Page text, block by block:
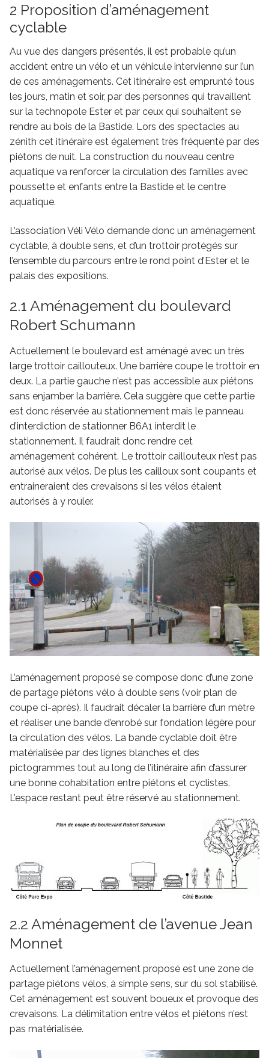
2 Proposition d’aménagement
cyclable
Au vue des dangers présentés, il est probable qu’un
accident entre un vélo et un véhicule intervienne sur l’un
de ces aménagements. Cet itinéraire est emprunté tous
les jours, matin et soir, par des personnes qui travaillent
sur la technopole Ester et par ceux qui souhaitent se
rendre au bois de la Bastide. Lors des spectacles au
zénith cet itinéraire est également très fréquenté par des
piétons de nuit. La construction du nouveau centre
aquatique va renforcer la circulation des familles avec
poussette et enfants entre la Bastide et le centre
aquatique.
L’association Véli Vélo demande donc un aménagement
cyclable, à double sens, et d’un trottoir protégés sur
l’ensemble du parcours entre le rond point d’Ester et le
palais des expositions.
2.1 Aménagement du boulevard
Robert Schumann
Actuellement le boulevard est aménagé avec un très
large trottoir caillouteux. Une barrière coupe le trottoir en
deux. La partie gauche n’est pas accessible aux piétons
sans enjamber la barrière. Cela suggère que cette partie
est donc réservée au stationnement mais le panneau
d’interdiction de stationner B6A1 interdit le
stationnement. Il faudrait donc rendre cet
aménagement cohérent. Le trottoir caillouteux n’est pas
autorisé aux vélos. De plus les cailloux sont coupants et
entraineraient des crevaisons si les vélos étaient
autorisés à y rouler.
L’aménagement proposé se compose donc d’une zone
de partage piétons vélo à double sens (voir plan de
coupe ci-après). Il faudrait décaler la barrière d’un mètre
et réaliser une bande d’enrobé sur fondation légère pour
la circulation des vélos. La bande cyclable doit être
matérialisée par des lignes blanches et des
pictogrammes tout au long de l’itinéraire afin d’assurer
une bonne cohabitation entre piétons et cyclistes.
L’espace restant peut être réservé au stationnement.
2.2 Aménagement de l’avenue Jean
Monnet
Actuellement l’aménagement proposé est une zone de
partage piétons vélos, à simple sens, sur du sol stabilisé.
Cet aménagement est souvent boueux et provoque des
crevaisons. La délimitation entre vélos et piétons n’est
pas matérialisée.